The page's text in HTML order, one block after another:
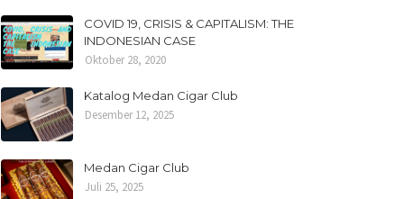
COVID 19, CRISIS & CAPITALISM: THE
INDONESIAN CASE
Oktober 28, 2020
Katalog Medan Cigar Club
Desember 12, 2025
Medan Cigar Club
Juli 25, 2025